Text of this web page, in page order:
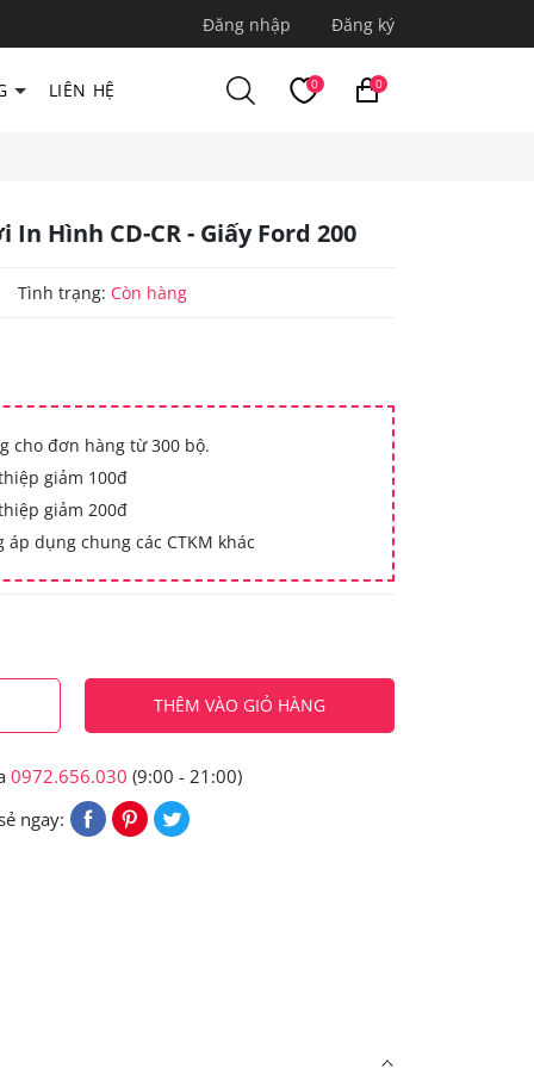
Đăng nhập Đăng ký
LIÊN HỆ 0 0
In Hình CD-CR - Giấy Ford 200
Tình trạng: Còn hàng
cho đơn hàng từ 300 bộ.
giảm 100đ
giảm 200đ
dụng chung các CTKM khác
THÊM VÀO GIỎ HÀNG
0972.656.030 (9:00 - 21:00)
ngay: